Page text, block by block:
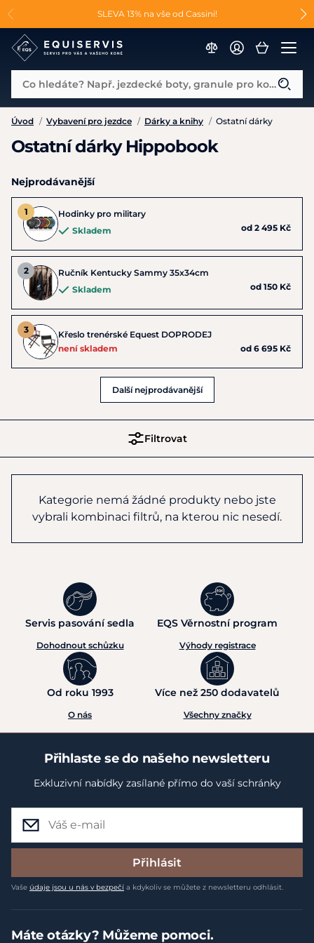
SLEVA 13% na vše od Cassini!
😮 CRAZY SLEVY AŽ 70% 😮
📐Pasování a doplňky k vybraným sedlům ZDARMA 🐴
Co hledáte? Např. jezdecké boty, granule pro koně...
Úvod / Vybavení pro jezdce / Dárky a knihy / Ostatní dárky
Ostatní dárky Hippobook
Nejprodávanější
Hodinky pro military
Skladem
od 2 495 Kč
Ručník Kentucky Sammy 35x34cm
Skladem
od 150 Kč
Křeslo trenérské Equest DOPRODEJ
není skladem
od 6 695 Kč
Další nejprodávanější
Filtrovat
Kategorie nemá žádné produkty nebo jste
vybrali kombinaci filtrů, na kterou nic nesedí.
Servis pasování sedla
Dohodnout schůzku
EQS Věrnostní program
Výhody registrace
Od roku 1993
O nás
Více než 250 dodavatelů
Všechny značky
Přihlaste se do našeho newsletteru
Exkluzivní nabídky zasílané přímo do vaší schránky
Přihlásit
Vaše údaje jsou u nás v bezpečí a kdykoliv se můžete z newsletteru odhlásit.
Máte otázky? Můžeme pomoci.